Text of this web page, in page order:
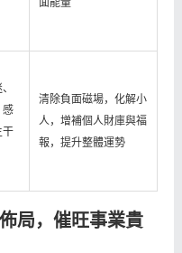
感
干
清除負面磁場，化解小
人，增補個人財庫與福
報，提升整體運勢
局，催旺事業貴